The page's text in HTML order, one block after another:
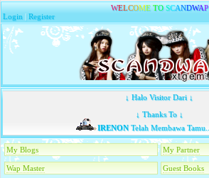
WELCOME TO SCANDWAP
Login |Register
↓ Halo Visitor Dari ↓
↓ Thanks To ↓
IRENONTelah Membawa Tamu...
My Blogs My Partner
Wap Master Guest Books